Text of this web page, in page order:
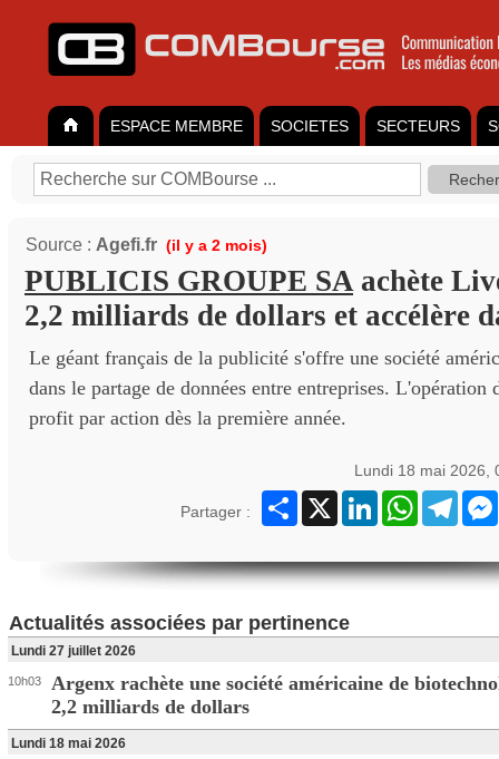
ESPACE MEMBRE SOCIETES SECTEURS
Source : Agefi.fr (il y a 2 mois)
PUBLICIS GROUPE SAachète
2,2 milliards de dollars et accélère
Le géant français de la publicité s'offre une société
dans le partage de données entre entreprises. L'opération
profit par action dès la première année.
Lundi 18 mai 2026,
Partager :
Partager
X LinkedInWhatsApp
Actualités associées par pertinence
Lundi 27 juillet 2026
10h03
Argenx rachète une société américaine de
2,2 milliards de dollars
Lundi 18 mai 2026